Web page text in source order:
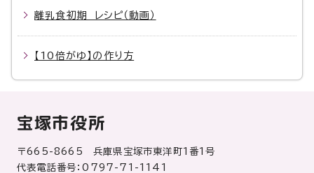
離乳食初期 レシピ（動画）
【10倍がゆ】の作り方
宝塚市役所
〒665-8665 兵庫県宝塚市東洋町1番1号
代表電話番号：0797-71-1141